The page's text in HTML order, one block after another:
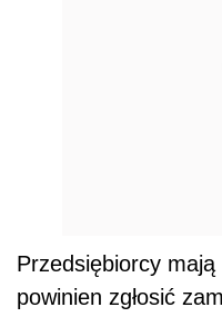
Przedsiębiorcy
powinien zgłosić